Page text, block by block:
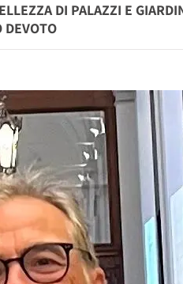
DI PALAZZI E
DEVOTO